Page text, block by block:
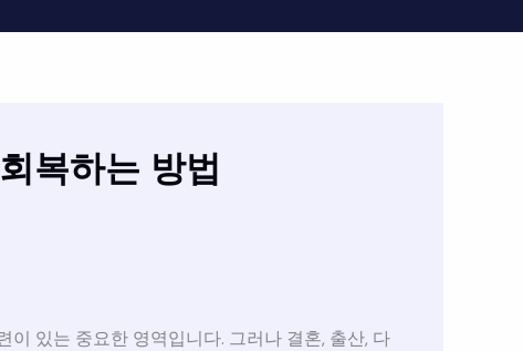
복하는 방법
이 있는 중요한 영역입니다. 그러나 결혼, 출산, 다